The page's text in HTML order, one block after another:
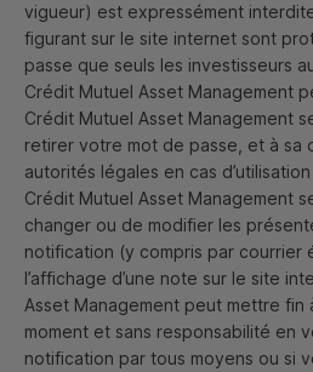
vigueur) est expressément
figurant sur le site internet sont
passe que seuls les investisseurs
Crédit Mutuel Asset Management
Crédit Mutuel Asset Management
retirer votre mot de passe, et à sa
autorités légales en cas
Crédit Mutuel Asset Management
changer ou de modifier les
notification (y compris par courrier
l’affichage d’une note sur le site
Asset Management peut mettre fin
moment et sans responsabilité en
notification par tous moyens ou si